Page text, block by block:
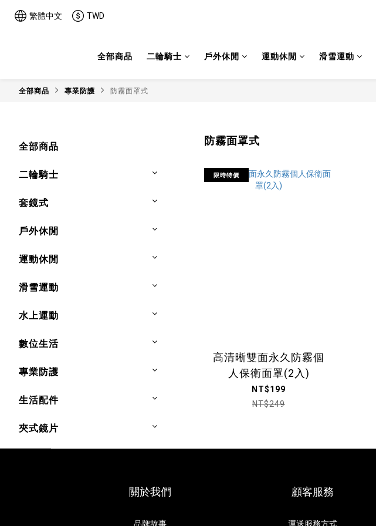
繁體中文 TWD
全部商品 二輪騎士 戶外休閒 運動休閒 滑雪運動
全部商品 專業防護 防霧面罩式
全部商品
二輪騎士
套鏡式
戶外休閒
運動休閒
滑雪運動
水上運動
數位生活
專業防護
生活配件
夾式鏡片
防霧面罩式
限時特價
高清晰雙面永久防霧個
人保衛面罩(2入)
NT$199
NT$249
關於我們
品牌故事
顧客服務
運送服務方式